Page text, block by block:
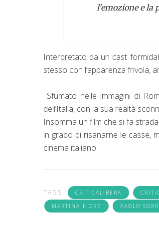
l'emozione e la
Interpretato da un cast
stesso con l’apparenza frivola,
Sfumato nelle immagini di
dell’Italia, con la sua realtà
Insomma un film che si fa
in grado di risanarne le casse,
cinema italiano.
TAGS: CRITICALIBERA
MARTINA FIORE
PAOLO